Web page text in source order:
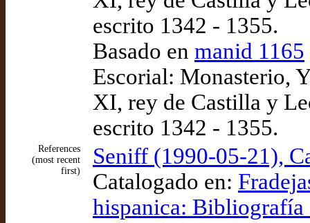
escrito 1342 - 1355.
Basado en manid 1165
Escorial: Monasterio,
XI, rey de Castilla y
escrito 1342 - 1355.
References
(most recent
first)
Seniff (1990-05-21),
Catalogado en:
hispanica: Bibliografía